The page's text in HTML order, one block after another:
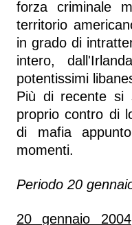
forza criminale
territorio
in grado di
intero,
potentissimi
Più di recente si
proprio contro di
di mafia
momenti.
Periodo 20
20 gennaio 2004